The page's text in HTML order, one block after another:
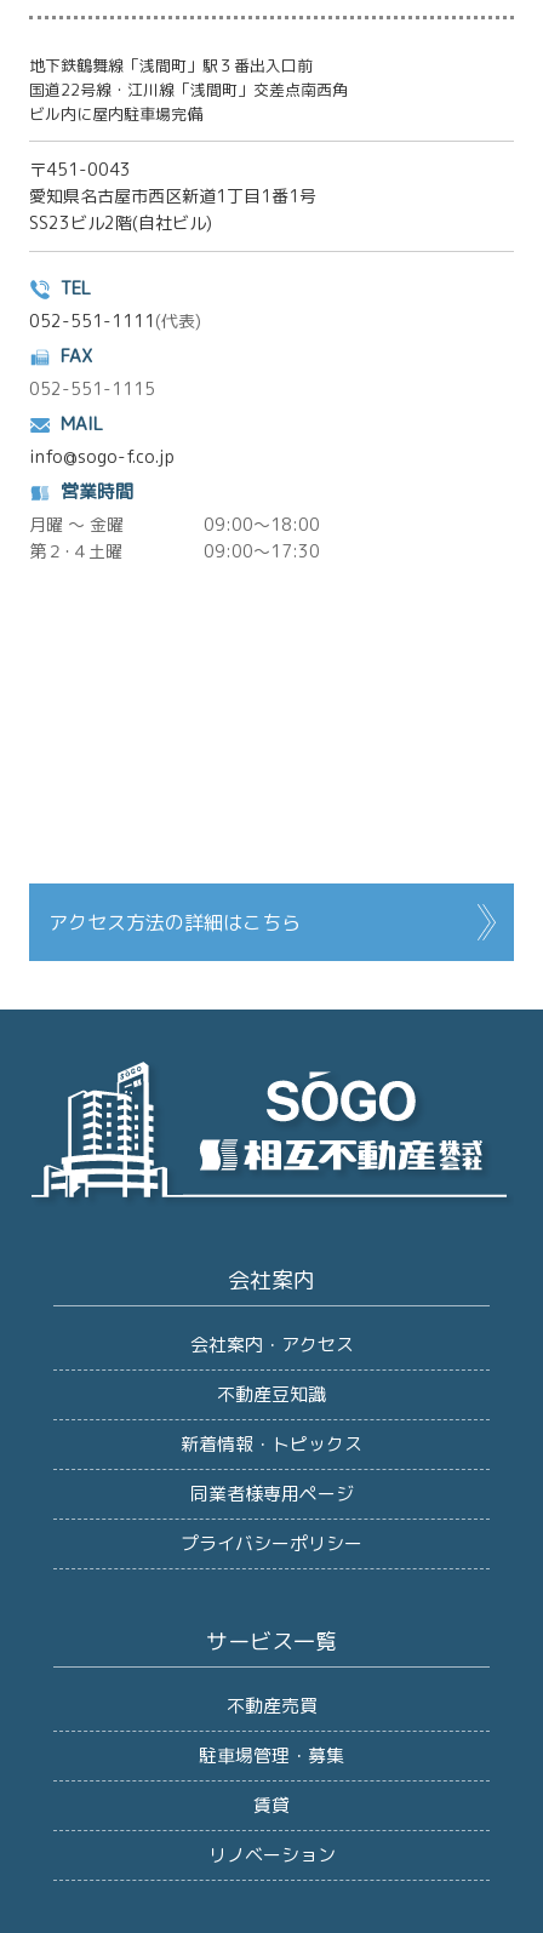
地下鉄鶴舞線「浅間町」駅３番出入口前
国道22号線・江川線「浅間町」交差点南西角
ビル内に屋内駐車場完備
〒451-0043
愛知県名古屋市西区新道1丁目1番1号
SS23ビル2階(自社ビル)
TEL
052-551-1111 (代表)
FAX
052-551-1115
MAIL
info@sogo-f.co.jp
営業時間
月曜 ～ 金曜
第２･４土曜
09:00～18:00
09:00～17:30
アクセス方法の詳細はこちら
会社案内
会社案内・アクセス
不動産豆知識
新着情報・トピックス
同業者様専用ページ
プライバシーポリシー
サービス一覧
不動産売買
駐車場管理・募集
賃貸
リノベーション